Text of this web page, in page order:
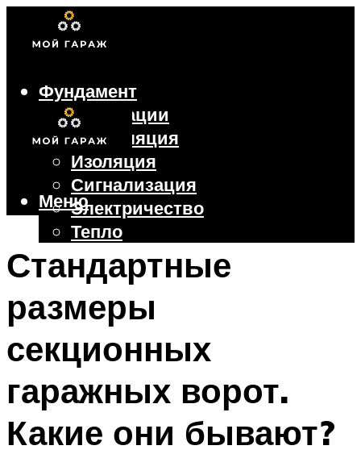
Фундамент
Коммуникации
Вентиляция
Изоляция
Сигнализация
Электричество
Тепло
Крыша
Ворота
Меню
Стандартные
размеры
секционных
гаражных ворот.
Какие они бывают?